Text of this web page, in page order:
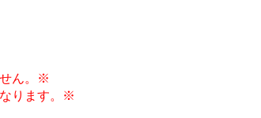
ん。※
ります。※